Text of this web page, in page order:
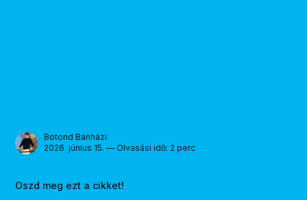
Botond Bánházi
2026. június 15. — Olvasási idő: 2 perc
Oszd meg ezt a cikket!